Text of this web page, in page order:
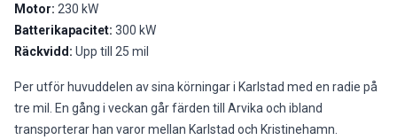
Motor: 230 kW
Batterikapacitet: 300 kW
Räckvidd: Upp till 25 mil
Per utför huvuddelen av sina körningar i Karlstad med en radie på
tre mil. En gång i veckan går färden till Arvika och ibland
transporterar han varor mellan Karlstad och Kristinehamn.